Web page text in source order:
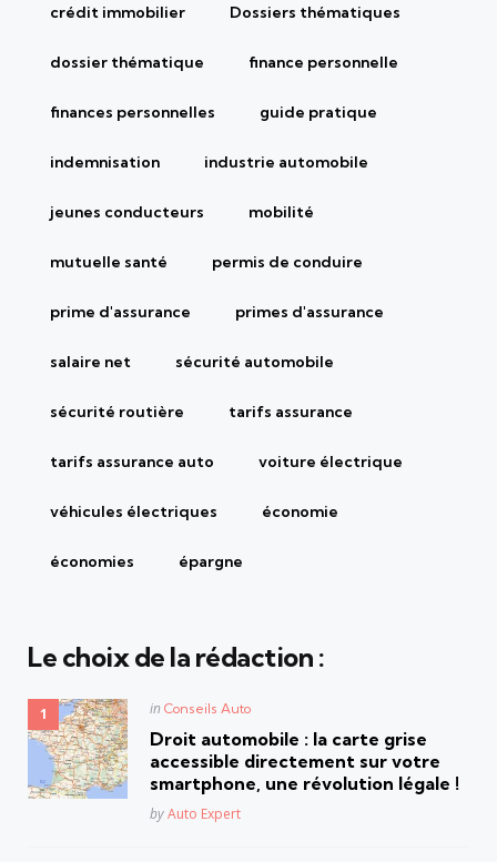
crédit immobilier Dossiers thématiques
dossier thématique finance personnelle
finances personnelles guide pratique
indemnisation industrie automobile
jeunes conducteurs mobilité
mutuelle santé permis de conduire
prime d'assurance primes d'assurance
salaire net sécurité automobile
sécurité routière tarifs assurance
tarifs assurance auto voiture électrique
véhicules électriques économie
économies épargne
Le choix de la rédaction :
Posted
in Conseils Auto
Droit automobile : la carte grise
accessible directement sur votre
smartphone, une révolution légale !
Posted
byAuto Expert